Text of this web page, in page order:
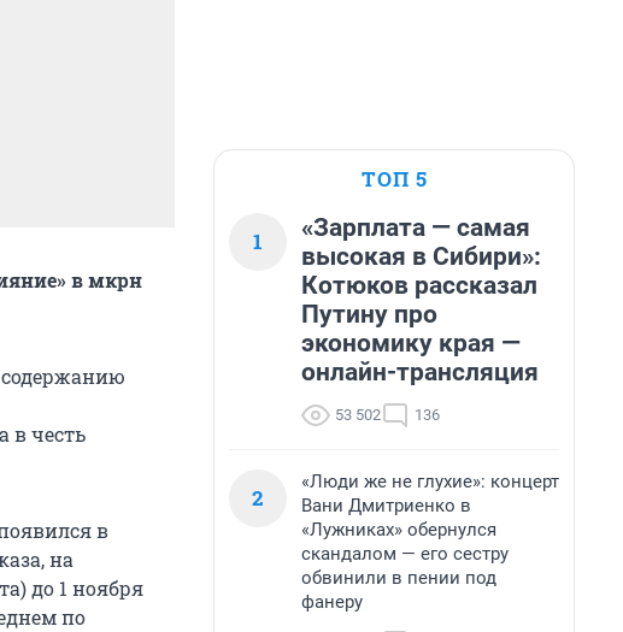
в мкрн
в честь
в
на
до 1 ноября
по
ТОП 5
1
«Зарплата — самая
высокая в Сибири»:
Котюков рассказал
Путину про
экономику края —
онлайн-трансляция
53 502 136
2
«Люди же не глухие»: концерт
Вани Дмитриенко в
«Лужниках» обернулся
скандалом — его сестру
обвинили в пении под
фанеру